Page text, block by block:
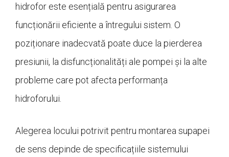
hidrofor este esențială pentru asigurarea
funcționării eficiente a întregului sistem. O
poziționare inadecvată poate duce la pierderea
presiunii, la disfuncționalități ale pompei și la alte
probleme care pot afecta performanța
hidroforului.
Alegerea locului potrivit pentru montarea supapei
de sens depinde de specificațiile sistemului